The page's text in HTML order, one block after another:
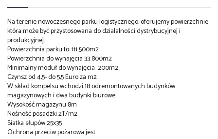
Na terenie nowoczesnego parku logistycznego, oferujemy powierzchnie
która może być przystosowana do dzialalności dystrybucyjnej i
produkcyjnej.
Powierzchnia parku to: 111 500m2
Powierzchnia do wynajęcia 33 800m2
Minimalny moduł do wynajęcia 200m2,
Czynsz od 4,5- do 5,5 Euro za m2
W skład kompelsu wchodzi 18 odremontowanych budynków
magazynowych i dwa budynki biurowe.
Wysokość magazynu 8m
Nośność posadzki 2T/m2
Siatka słupów 25x35
Ochrona przeciw pożarowa jest.